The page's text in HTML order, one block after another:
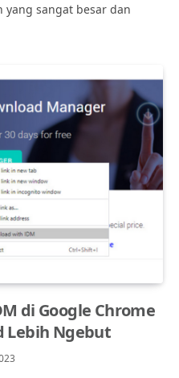
sangat besar dan
di Google Chrome
Lebih Ngebut